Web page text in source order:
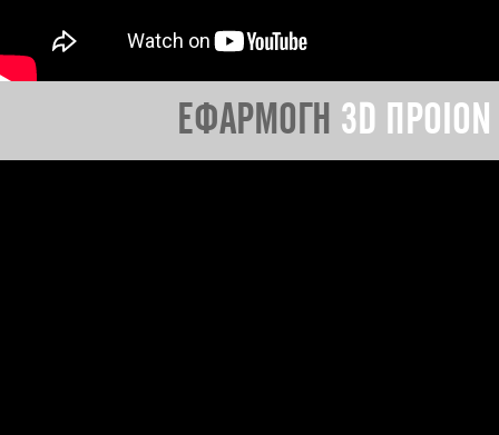
ΕΦΑΡΜΟΓΗ 3D ΠΡΟΙΟΝ